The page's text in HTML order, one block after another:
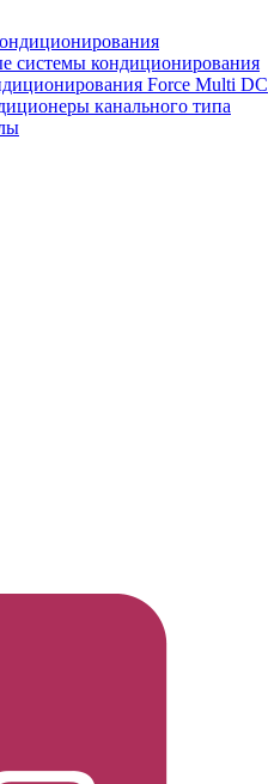
системы кондиционирования
Force Multi DC
канального типа